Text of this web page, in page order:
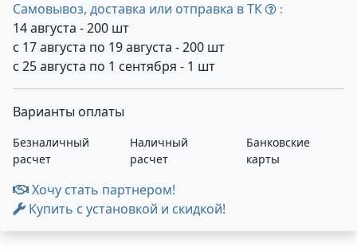
Самовывоз, доставка или отправка в ТК
:
14 августа - 200 шт
с 17 августа по 19 августа - 200 шт
с 25 августа по 1 сентября - 1 шт
Варианты оплаты
Безналичный
расчет
Наличный
расчет
Банковские
карты
Хочу стать партнером!
Купить с установкой и скидкой!